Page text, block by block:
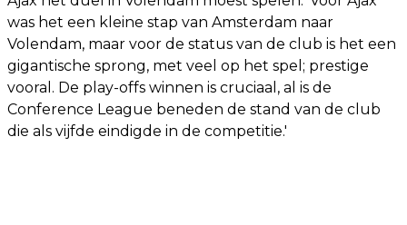
was het een kleine stap van Amsterdam naar
Volendam, maar voor de status van de club is het een
gigantische sprong, met veel op het spel; prestige
vooral. De play-offs winnen is cruciaal, al is de
Conference League beneden de stand van de club
die als vijfde eindigde in de competitie.'